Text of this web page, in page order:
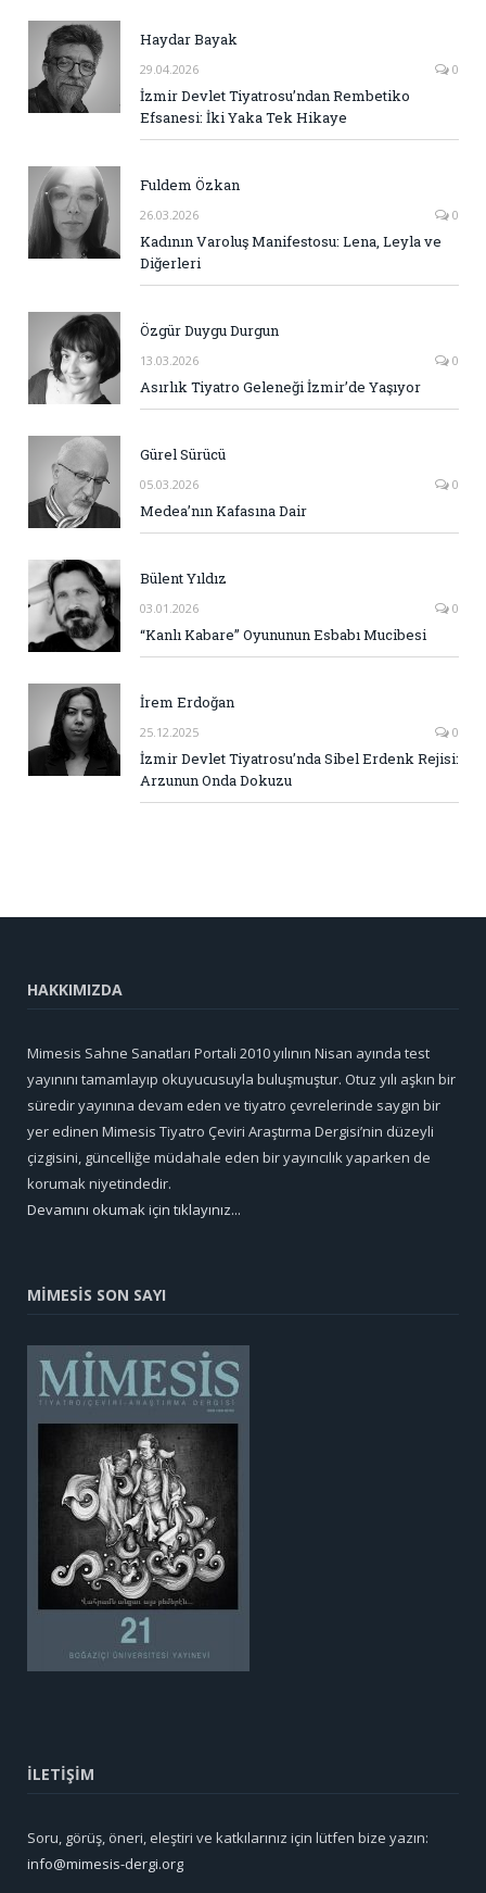
Haydar Bayak
29.04.2026 0
İzmir Devlet Tiyatrosu’ndan Rembetiko
Efsanesi: İki Yaka Tek Hikaye
Fuldem Özkan
26.03.2026 0
Kadının Varoluş Manifestosu: Lena, Leyla ve
Diğerleri
Özgür Duygu Durgun
13.03.2026 0
Asırlık Tiyatro Geleneği İzmir’de Yaşıyor
Gürel Sürücü
05.03.2026 0
Medea’nın Kafasına Dair
Bülent Yıldız
03.01.2026 0
“Kanlı Kabare” Oyununun Esbabı Mucibesi
İrem Erdoğan
25.12.2025 0
İzmir Devlet Tiyatrosu’nda Sibel Erdenk Rejisi:
Arzunun Onda Dokuzu
HAKKIMIZDA
Mimesis Sahne Sanatları Portali 2010 yılının Nisan ayında test
yayınını tamamlayıp okuyucusuyla buluşmuştur. Otuz yılı aşkın bir
süredir yayınına devam eden ve tiyatro çevrelerinde saygın bir
yer edinen Mimesis Tiyatro Çeviri Araştırma Dergisi’nin düzeyli
çizgisini, güncelliğe müdahale eden bir yayıncılık yaparken de
korumak niyetindedir.
Devamını okumak için tıklayınız...
MİMESİS SON SAYI
İLETİŞİM
Soru, görüş, öneri, eleştiri ve katkılarınız için lütfen bize yazın:
info@mimesis-dergi.org